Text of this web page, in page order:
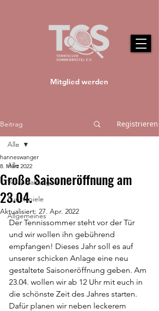
Mitglied werden
Beitrag Registrieren
Alle
Veranstaltungen
Punktspiele
Allgemeines
Alle
Große Saisoneröffnung am
23.04.
hanneswanger
8. März 2022
Aktualisiert: 27. Apr. 2022
Der Tennissommer steht vor der Tür
und wir wollen ihn gebührend
empfangen! Dieses Jahr soll es auf
unserer schicken Anlage eine neu
gestaltete Saisoneröffnung geben. Am
23.04. wollen wir ab 12 Uhr mit euch in
die schönste Zeit des Jahres starten.
Dafür planen wir neben leckerem